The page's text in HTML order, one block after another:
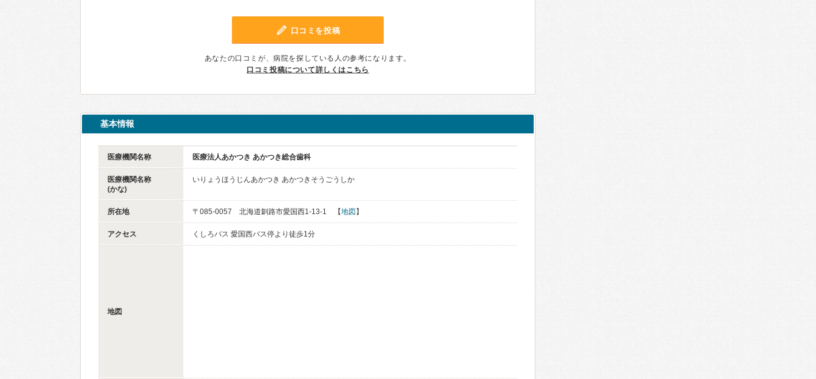
口コミを投稿
あなたの口コミが、病院を探している人の参考になります。
口コミ投稿について詳しくはこちら
基本情報
医療機関名称 医療法人あかつき あかつき総合歯科
医療機関名称
(かな)
いりょうほうじんあかつき あかつきそうごうしか
所在地 〒085-0057 北海道釧路市愛国西1-13-1 【地図 】
アクセス くしろバス 愛国西バス停より徒歩1分
地図